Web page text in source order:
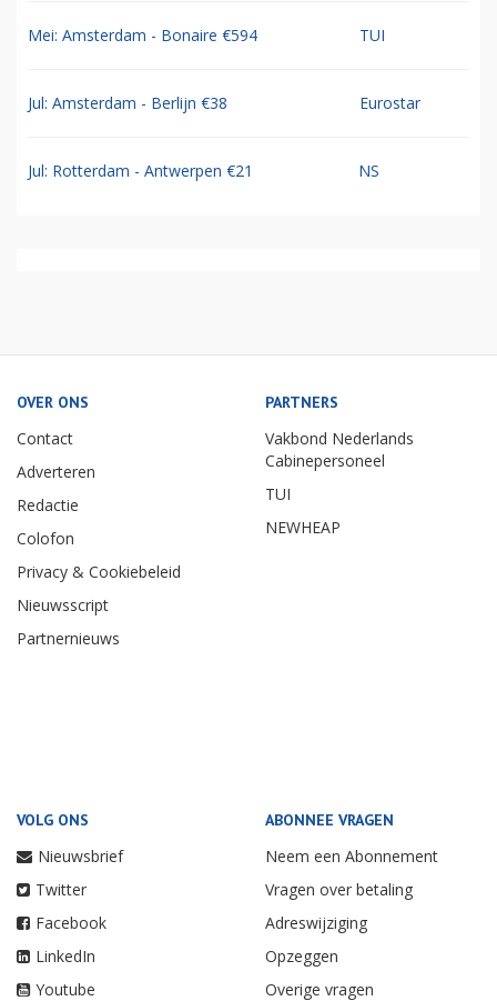
Mei: Amsterdam - Bonaire €594 TUI
Jul: Amsterdam - Berlijn €38 Eurostar
Jul: Rotterdam - Antwerpen €21 NS
OVER ONS
Contact
Adverteren
Redactie
Colofon
Privacy & Cookiebeleid
Nieuwsscript
Partnernieuws
PARTNERS
Vakbond Nederlands
Cabinepersoneel
TUI
NEWHEAP
VOLG ONS
Nieuwsbrief
Twitter
Facebook
LinkedIn
Youtube
ABONNEE VRAGEN
Neem een Abonnement
Vragen over betaling
Adreswijziging
Opzeggen
Overige vragen